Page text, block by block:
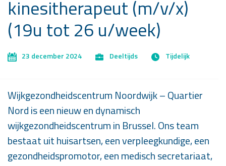
kinesitherapeut (m/v/x)
(19u tot 26 u/week)
23 december 2024 Deeltijds Tijdelijk
Wijkgezondheidscentrum Noordwijk – Quartier
Nord is een nieuw en dynamisch
wijkgezondheidscentrum in Brussel. Ons team
bestaat uit huisartsen, een verpleegkundige, een
gezondheidspromotor, een medisch secretariaat,